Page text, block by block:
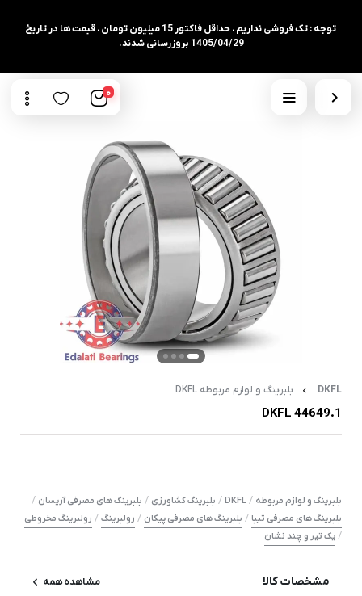
توجه : تک فروشی نداریم ، حداقل فاکتور 15 میلیون تومان ، قیمت ها در تاریخ
1405/04/29 بروزرسانی شدند.
0
DKFL بلبرینگ و لوازم مربوطه DKFL
44649.1 DKFL
بلبرینگ و لوازم مربوطه /
DKFL
/ بلبرینگ کشاورزی / بلبرینگ های مصرفی آریسان /
بلبرینگ های مصرفی تیبا / بلبرینگ های مصرفی پیکان / رولبرینگ / رولبرینگ مخروطی
/ یک تیر و چند نشان
مشخصات کالا مشاهده همه